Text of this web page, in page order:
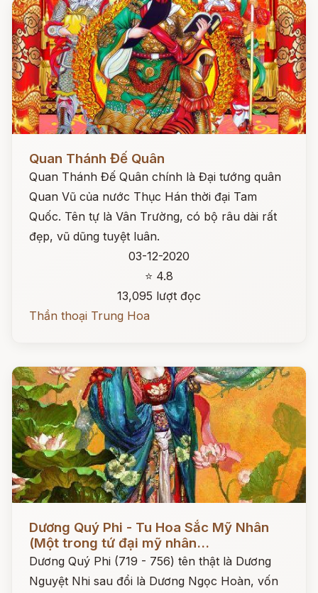
Quan Thánh Đế Quân
Quan Thánh Đế Quân chính là Đại tướng quân
Quan Vũ của nước Thục Hán thời đại Tam
Quốc. Tên tự là Vân Trường, có bộ râu dài rất
đẹp, vũ dũng tuyệt luân.
03-12-2020
⭐ 4.8
13,095 lượt đọc
Thần thoại Trung Hoa
Dương Quý Phi - Tu Hoa Sắc Mỹ Nhân
(Một trong tứ đại mỹ nhân...
Dương Quý Phi (719 - 756) tên thật là Dương
Nguyệt Nhi sau đổi là Dương Ngọc Hoàn, vốn